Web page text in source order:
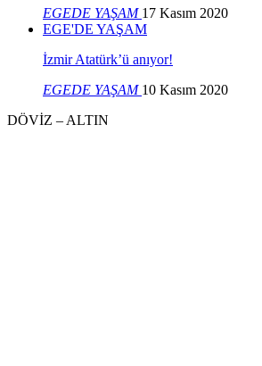
EGEDE YAŞAM 17 Kasım 2020
EGE'DE YAŞAM
İzmir Atatürk’ü anıyor!
EGEDE YAŞAM 10 Kasım 2020
DÖVİZ – ALTIN